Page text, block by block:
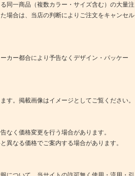
同一商品（複数カラー・サイズ含む）の大量注
場合は、当店の判断によりご注文をキャンセル
カー都合により予告なくデザイン・パッケー
す。掲載画像はイメージとしてご覧ください。
なく価格変更を行う場合があります。
異なる価格でご案内する場合があります。